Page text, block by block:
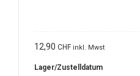
12,90 CHF inkl. Mwst
Lager/Zustelldatum